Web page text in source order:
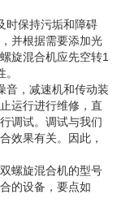
时保持污垢和障碍
并根据需要添加光
旋混合机应先空转1
音，减速机和传动装
运行进行维修，直
调试。调试与我们
效果有关。因此，
螺旋混合机的型号
的设备，要点如